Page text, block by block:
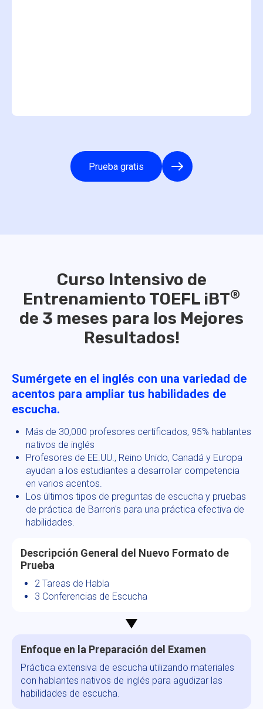
Prueba gratis
Curso Intensivo de
Entrenamiento TOEFL iBT®
de 3 meses para los Mejores
Resultados!
Sumérgete en el inglés con una variedad de
acentos para ampliar tus habilidades de
escucha.
Más de 30,000 profesores certificados, 95% hablantes
nativos de inglés
Profesores de EE.UU., Reino Unido, Canadá y Europa
ayudan a los estudiantes a desarrollar competencia
en varios acentos.
Los últimos tipos de preguntas de escucha y pruebas
de práctica de Barron's para una práctica efectiva de
habilidades.
Descripción General del Nuevo Formato de
Prueba
2 Tareas de Habla
3 Conferencias de Escucha
Enfoque en la Preparación del Examen
Práctica extensiva de escucha utilizando materiales
con hablantes nativos de inglés para agudizar las
habilidades de escucha.